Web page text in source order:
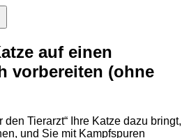
auf einen
vorbereiten (ohne
den Tierarzt“ Ihre Katze dazu bringt,
und Sie mit Kampfspuren